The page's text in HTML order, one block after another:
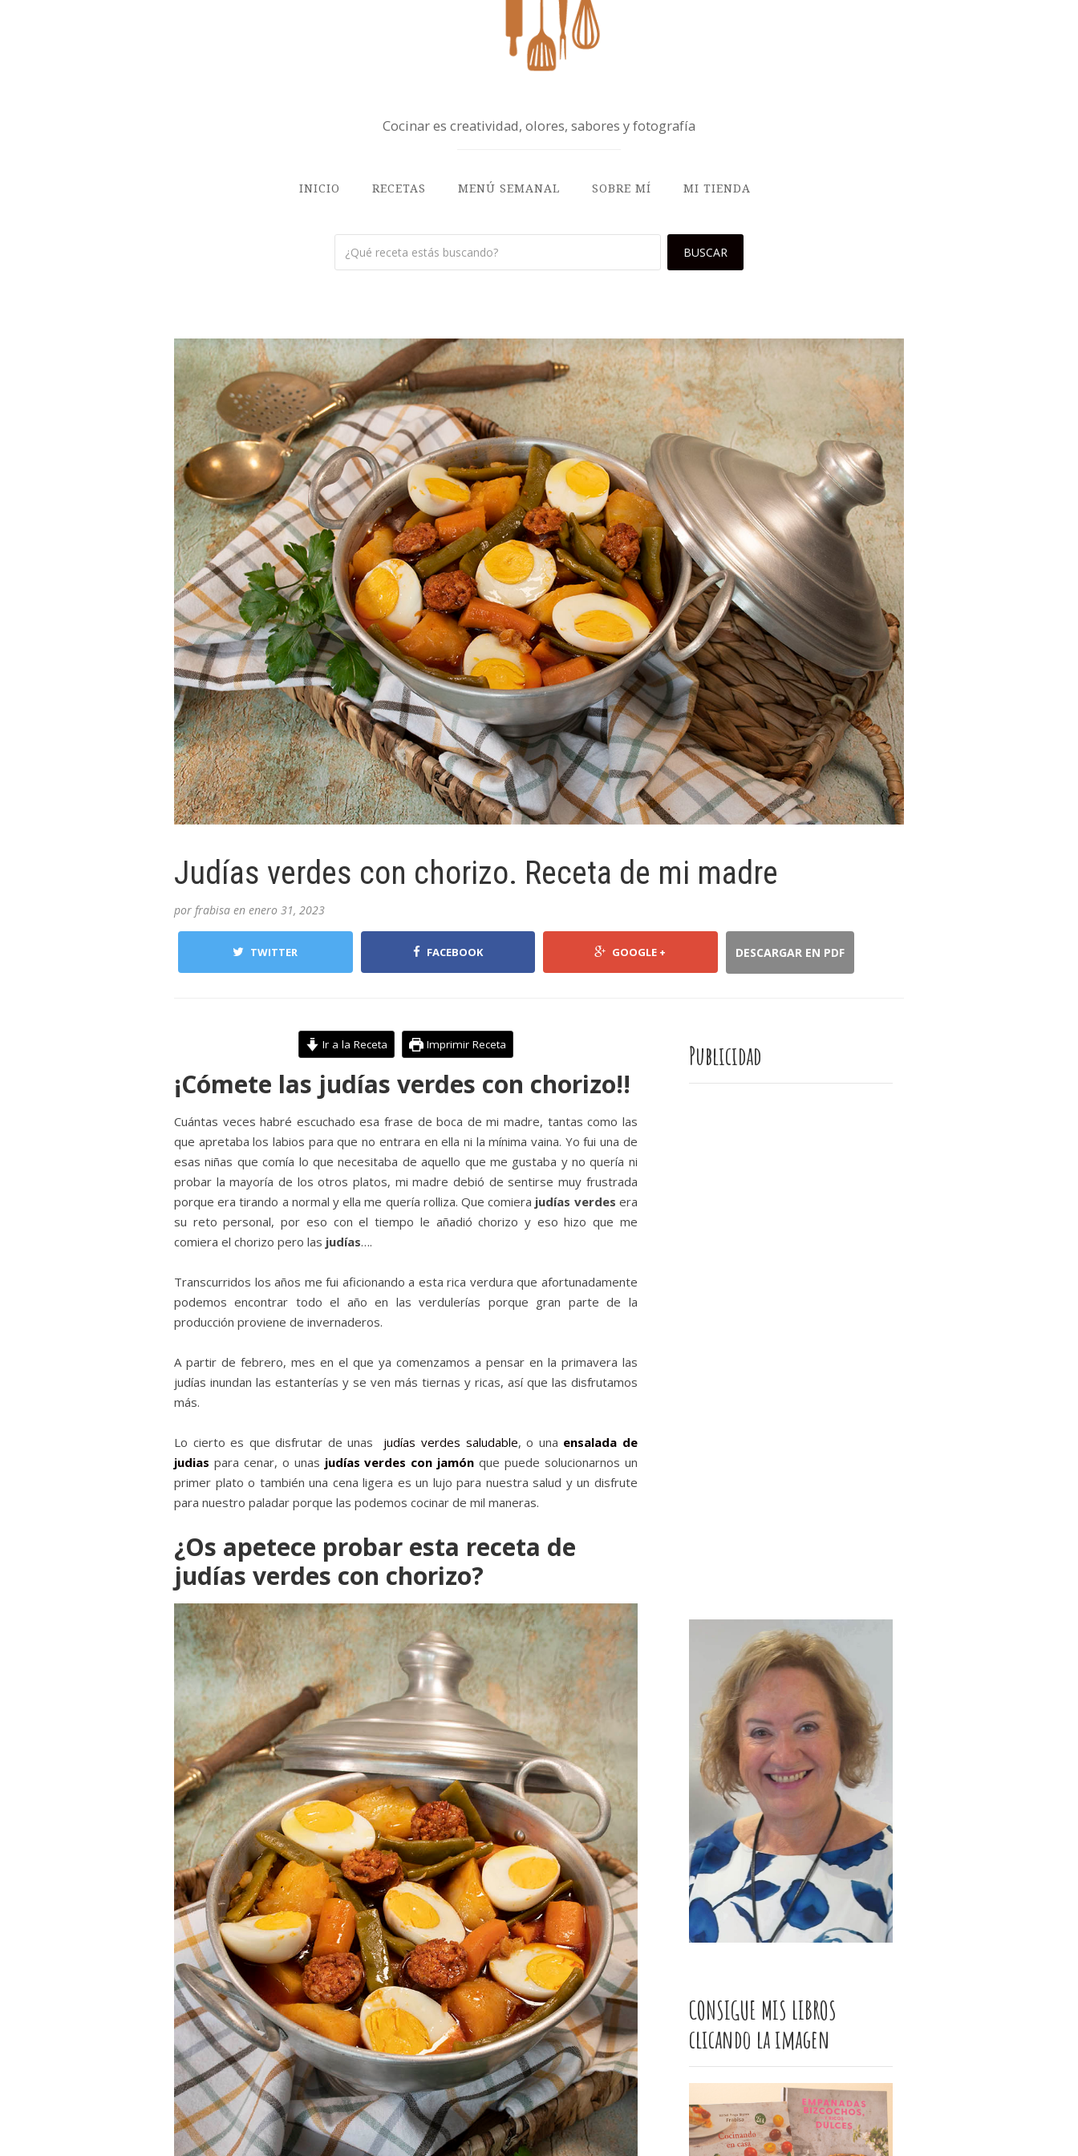
Cocinar es creatividad, olores, sabores y fotografía
INICIO RECETAS MENÚ SEMANAL SOBRE MÍ MI TIENDA
Judías verdes con chorizo. Receta de mi madre
por frabisa en enero 31, 2023
TWITTER FACEBOOK GOOGLE + DESCARGAR EN PDF
Ir a la Receta Imprimir Receta
¡Cómete las judías verdes con chorizo!!
Cuántas veces habré escuchado esa frase de boca de mi madre, tantas como las
que apretaba los labios para que no entrara en ella ni la mínima vaina. Yo fui una de
esas niñas que comía lo que necesitaba de aquello que me gustaba y no quería ni
probar la mayoría de los otros platos, mi madre debió de sentirse muy frustrada
porque era tirando a normal y ella me quería rolliza. Que comiera judías verdes era
su reto personal, por eso con el tiempo le añadió chorizo y eso hizo que me
comiera el chorizo pero las judías….
Transcurridos los años me fui aficionando a esta rica verdura que afortunadamente
podemos encontrar todo el año en las verdulerías porque gran parte de la
producción proviene de invernaderos.
A partir de febrero, mes en el que ya comenzamos a pensar en la primavera las
judías inundan las estanterías y se ven más tiernas y ricas, así que las disfrutamos
más.
Lo cierto es que disfrutar de unas judías verdes saludable, o una ensalada de
judias para cenar, o unas judías verdes con jamón que puede solucionarnos un
primer plato o también una cena ligera es un lujo para nuestra salud y un disfrute
para nuestro paladar porque las podemos cocinar de mil maneras.
¿Os apetece probar esta receta de
judías verdes con chorizo?
Publicidad
CONSIGUE MIS LIBROS
clicando la imagen